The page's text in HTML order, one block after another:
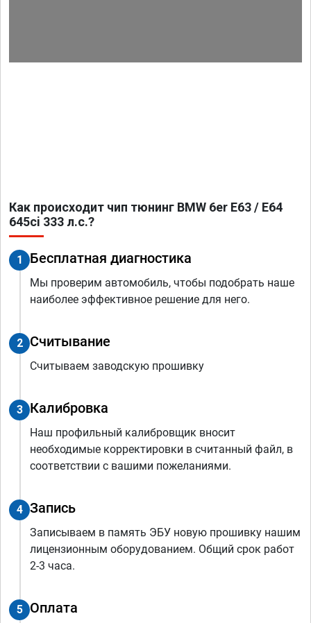
Как происходит чип тюнинг BMW 6er E63 / E64
645ci 333 л.с.?
1 Бесплатная диагностика
Мы проверим автомобиль, чтобы подобрать наше
наиболее эффективное решение для него.
2 Считывание
Считываем заводскую прошивку
3 Калибровка
Наш профильный калибровщик вносит
необходимые корректировки в считанный файл, в
соответствии с вашими пожеланиями.
4 Запись
Записываем в память ЭБУ новую прошивку нашим
лицензионным оборудованием. Общий срок работ
2-3 часа.
5 Оплата